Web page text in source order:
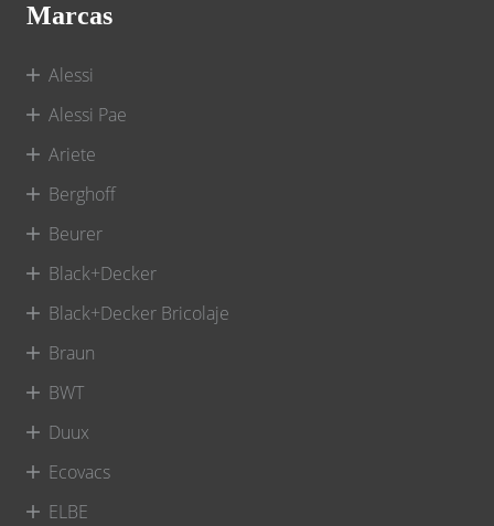
Marcas
Alessi
Alessi Pae
Ariete
Berghoff
Beurer
Black+Decker
Black+Decker Bricolaje
Braun
BWT
Duux
Ecovacs
ELBE